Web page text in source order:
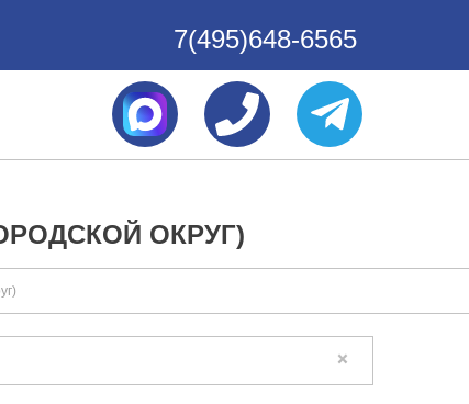
7(495)648-6565
ОКРУГ)